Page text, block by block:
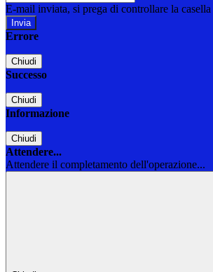
E-mail inviata, si prega di controllare la
Errore
Chiudi
Successo
Chiudi
Informazione
Chiudi
Attendere...
Attendere il completamento dell'operazione...